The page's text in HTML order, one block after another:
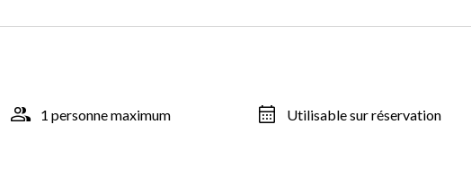
1 personne maximum Utilisable sur réservation